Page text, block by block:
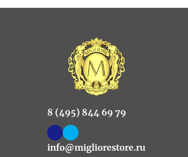
8 (495) 844 69 79
info@migliorestore.ru